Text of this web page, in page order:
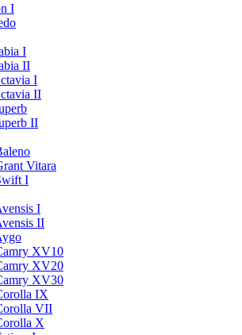
I
I
II
I
II
II
Vitara
I
I
II
XV10
XV20
XV30
IX
VII
X